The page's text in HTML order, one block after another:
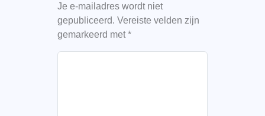
Je e-mailadres wordt niet
gepubliceerd. Vereiste velden zijn
gemarkeerd met*